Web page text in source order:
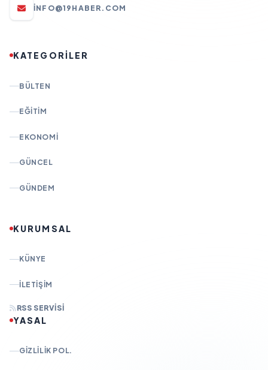
INFO@19HABER.COM
KATEGORİLER
BÜLTEN
EĞITIM
EKONOMI
GÜNCEL
GÜNDEM
KURUMSAL
KÜNYE
İLETIŞIM
RSS SERVISI
YASAL
GIZLILIK POL.